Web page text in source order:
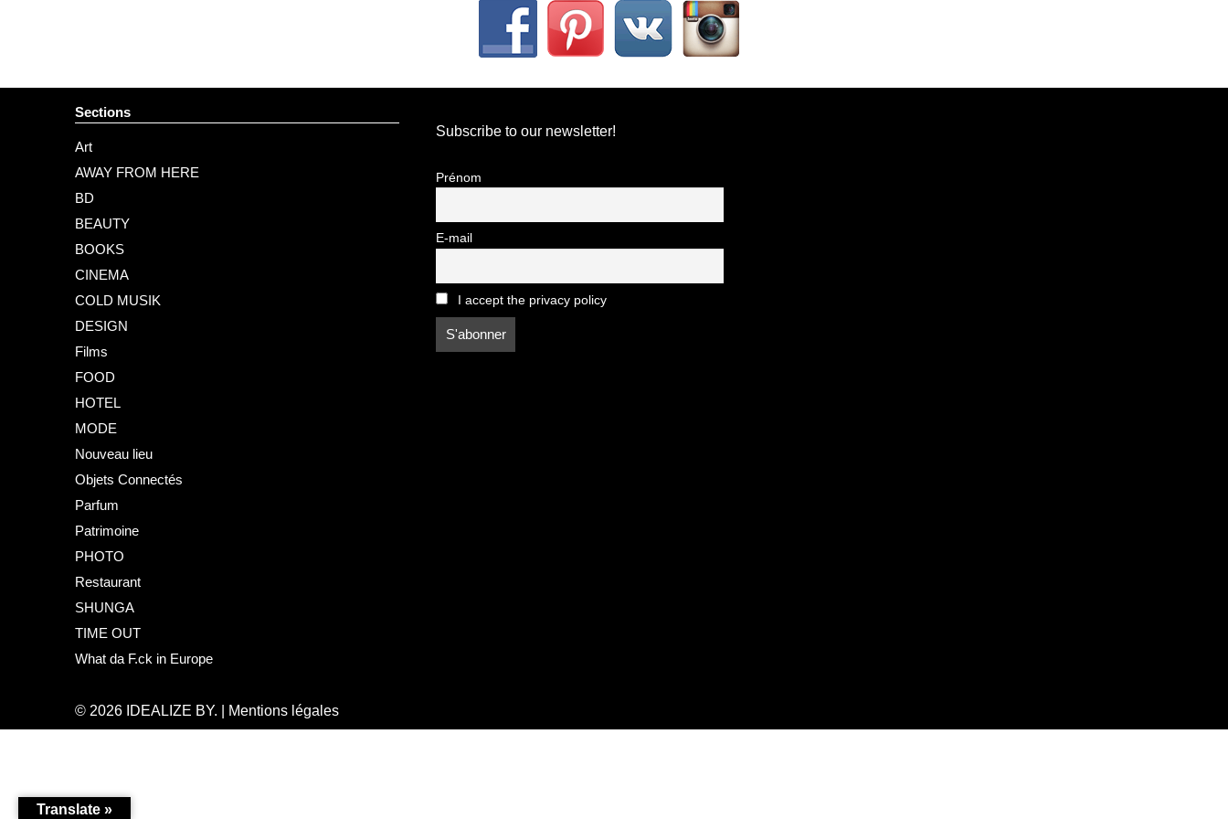
Sections
Art
AWAY FROM HERE
BD
BEAUTY
BOOKS
CINEMA
COLD MUSIK
DESIGN
Films
FOOD
HOTEL
MODE
Nouveau lieu
Objets Connectés
Parfum
Patrimoine
PHOTO
Restaurant
SHUNGA
TIME OUT
What da F.ck in Europe
Subscribe to our newsletter!
Prénom
E-mail
I accept the privacy policy
© 2026 IDEALIZE BY. Mentions légales
Translate »